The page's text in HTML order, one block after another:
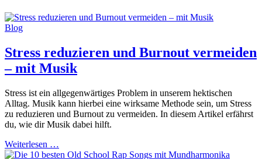
Blog
Stress reduzieren und Burnout vermeiden
– mit Musik
Stress ist ein allgegenwärtiges Problem in unserem hektischen
Alltag. Musik kann hierbei eine wirksame Methode sein, um Stress
zu reduzieren und Burnout zu vermeiden. In diesem Artikel erfährst
du, wie dir Musik dabei hilft.
Weiterlesen …